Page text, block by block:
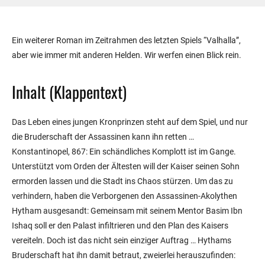
Ein weiterer Roman im Zeitrahmen des letzten Spiels “Valhalla”,
aber wie immer mit anderen Helden. Wir werfen einen Blick rein.
Inhalt (Klappentext)
Das Leben eines jungen Kronprinzen steht auf dem Spiel, und nur
die Bruderschaft der Assassinen kann ihn retten …
Konstantinopel, 867: Ein schändliches Komplott ist im Gange.
Unterstützt vom Orden der Ältesten will der Kaiser seinen Sohn
ermorden lassen und die Stadt ins Chaos stürzen. Um das zu
verhindern, haben die Verborgenen den Assassinen-Akolythen
Hytham ausgesandt: Gemeinsam mit seinem Mentor Basim Ibn
Ishaq soll er den Palast infiltrieren und den Plan des Kaisers
vereiteln. Doch ist das nicht sein einziger Auftrag … Hythams
Bruderschaft hat ihn damit betraut, zweierlei herauszufinden: